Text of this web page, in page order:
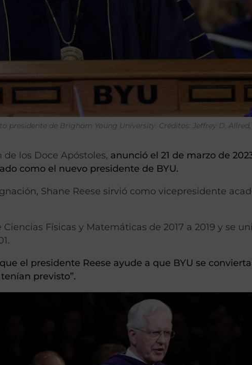
presidente de Brigham Young University. Créditos: Jeffrey D. Allred,
de los Doce Apóstoles, anunció el 21 de marzo de
como el nuevo presidente de BYU.
Shane Reese sirvió como vicepresidente
Físicas y Matemáticas de 2017 a 2019 y se
el presidente Reese ayude a que BYU se
previsto”.